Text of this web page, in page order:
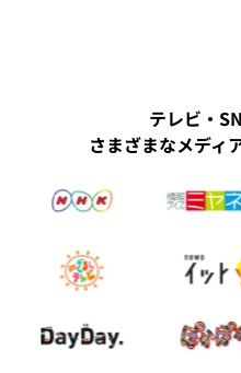
テレビ・
さまざまなメディ